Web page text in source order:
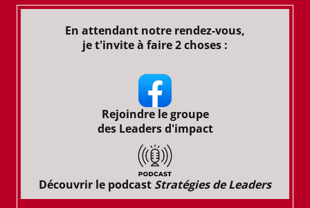
En attendant notre rendez-vous,
je t'invite à faire 2 choses :
Rejoindre le groupe
des Leaders d'impact
Découvrir le podcast Stratégies de Leaders